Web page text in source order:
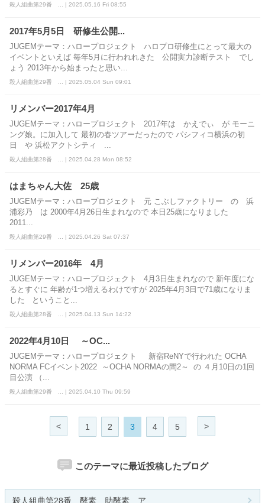
殺人組曲第29番 ... | 2025.05.16 Fri 08:55
2017年5月5日 研修生公開...
JUGEMテーマ：ハロープロジェクト ハロプロ研修生にとって最大の
イベントといえば 毎年5月に行われれきた 公開実力診断テスト でし
ょう 2013年から始まったと思い...
殺人組曲第29番 ... | 2025.05.04 Sun 09:01
リメンバー2017年4月
JUGEMテーマ：ハロープロジェクト 2017年は かえでぃ が モーニ
ング娘。に加入して 最初の春ツアーだったので パシフィコ横浜の初
日 や 浜松アクトシティ ...
殺人組曲第28番 ... | 2025.04.28 Mon 08:52
はまちゃん大佐 25歳
JUGEMテーマ：ハロープロジェクト 元 こぶしファクトリー の 浜
浦彩乃 は 2000年4月26日生まれなので 本日25歳になりました
2011...
殺人組曲第29番 ... | 2025.04.26 Sat 07:37
リメンバー2016年 4月
JUGEMテーマ：ハロープロジェクト 4月3日生まれなので 新年度にな
るとすぐに 年齢が1つ増えるわけですが 2025年4月3日で71歳になりま
した ということ...
殺人組曲第28番 ... | 2025.04.13 Sun 14:22
2022年4月10日 ～OC...
JUGEMテーマ：ハロープロジェクト 新宿ReNYで行われた OCHA
NORMA FCイベント2022 ～OCHA NORMAの間2～ の ４月10日の1回
目公演 （...
殺人組曲第29番 ... | 2025.04.10 Thu 09:59
< 1 2 3 4 5 >
このテーマに最近投稿したブログ
殺人組曲第28番 酵素 助酵素 ア...